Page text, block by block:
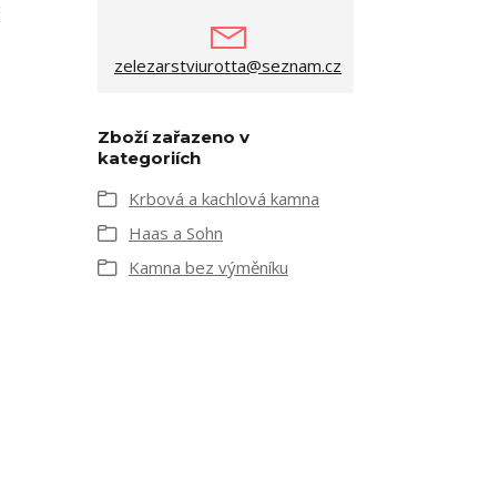
zelezarstviurotta@seznam.cz
Zboží zařazeno v
kategoriích
Krbová a kachlová kamna
Haas a Sohn
Kamna bez výměníku